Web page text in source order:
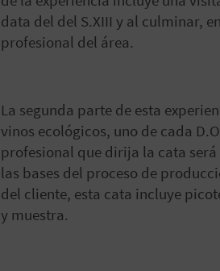
data del del S.XIII y al culminar,
profesional del área.
La segunda parte de esta
vinos ecológicos, uno de cada
profesional que dirija la cata
las bases del proceso de
del cliente, esta cata incluye
y muestra.